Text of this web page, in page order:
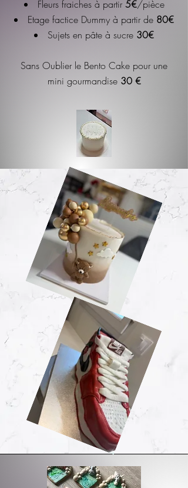
Fleurs fraiches à partir 5€/pièce
Etage factice Dummy à partir de 80€
Sujets en pâte à sucre 30€
Sans Oublier le Bento Cake pour une
mini gourmandise 30 €